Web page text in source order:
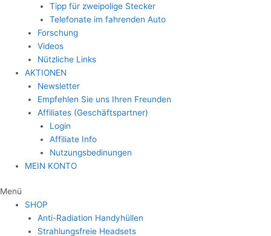
Tipp für zweipolige Stecker
Telefonate im fahrenden Auto
Forschung
Videos
Nützliche Links
AKTIONEN
Newsletter
Empfehlen Sie uns Ihren Freunden
Affiliates (Geschäftspartner)
Login
Affiliate Info
Nutzungsbedinungen
MEIN KONTO
Menü
SHOP
Anti-Radiation Handyhüllen
Strahlungsfreie Headsets